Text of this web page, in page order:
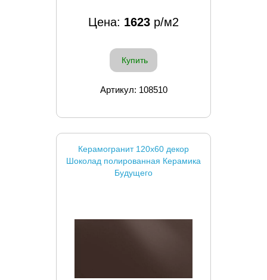
Цена: 1623 р/м2
Купить
Артикул: 108510
Керамогранит 120x60 декор
Шоколад полированная Керамика
Будущего